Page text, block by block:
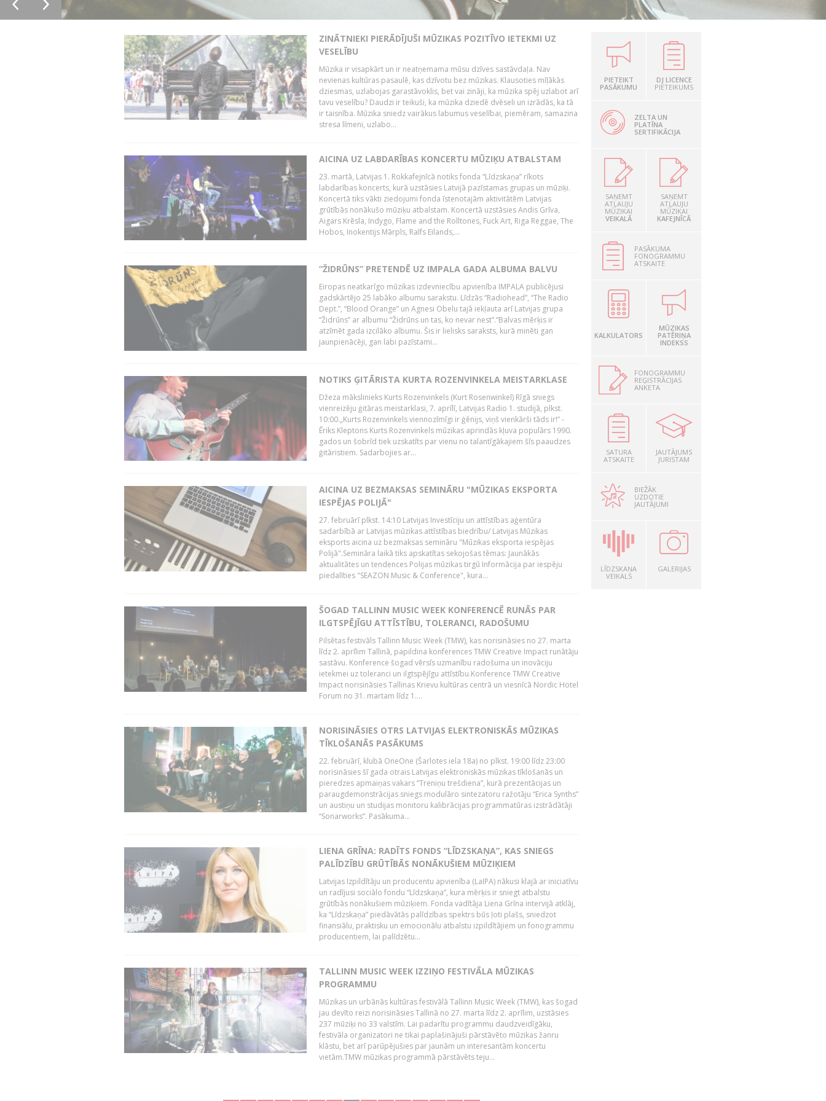
ZINĀTNIEKI PIERĀDĪJUŠI MŪZIKAS POZITĪVO IETEKMI UZ
VESELĪBU
Mūzika ir visapkārt un ir neatņemama mūsu dzīves sastāvdaļa. Nav
nevienas kultūras pasaulē, kas dzīvotu bez mūzikas. Klausoties mīļākās
dziesmas, uzlabojas garastāvoklis, bet vai zināji, ka mūzika spēj uzlabot arī
tavu veselību? Daudzi ir teikuši, ka mūzika dziedē dvēseli un izrādās, ka tā
ir taisnība. Mūzika sniedz vairākus labumus veselībai, piemēram, samazina
stresa līmeni, uzlabo...
AICINA UZ LABDARĪBAS KONCERTU MŪZIĶU ATBALSTAM
23. martā, Latvijas 1. Rokkafejnīcā notiks fonda “Līdzskaņa” rīkots
labdarības koncerts, kurā uzstāsies Latvijā pazīstamas grupas un mūziķi.
Koncertā tiks vākti ziedojumi fonda īstenotajām aktivitātēm Latvijas
grūtībās nonākušo mūziķu atbalstam. Koncertā uzstāsies Andis Grīva,
Aigars Krēsla, Indygo, Flame and the Rolltones, Fuck Art, Riga Reggae, The
Hobos, Inokentijs Mārpls, Ralfs Eilands,...
“ŽIDRŪNS” PRETENDĒ UZ IMPALA GADA ALBUMA BALVU
Eiropas neatkarīgo mūzikas izdevniecību apvienība IMPALA publicējusi
gadskārtējo 25 labāko albumu sarakstu. Līdzās “Radiohead”, “The Radio
Dept.”, “Blood Orange” un Agnesi Obelu tajā iekļauta arī Latvijas grupa
“Židrūns” ar albumu “Židrūns un tas, ko nevar nest”.“Balvas mērķis ir
atzīmēt gada izcilāko albumu. Šis ir lielisks saraksts, kurā minēti gan
jaunpienācēji, gan labi pazīstami...
NOTIKS ĢITĀRISTA KURTA ROZENVINKELA MEISTARKLASE
Džeza mākslinieks Kurts Rozenvinkels (Kurt Rosenwinkel) Rīgā sniegs
vienreizēju ģitāras meistarklasi, 7. aprīlī, Latvijas Radio 1. studijā, plkst.
10:00.„Kurts Rozenvinkels viennozīmīgi ir ģēnijs, viņš vienkārši tāds ir!” -
Ēriks Kleptons Kurts Rozenvinkels mūzikas aprindās kļuva populārs 1990.
gados un šobrīd tiek uzskatīts par vienu no talantīgākajiem šīs paaudzes
ģitāristiem. Sadarbojies ar...
AICINA UZ BEZMAKSAS SEMINĀRU "MŪZIKAS EKSPORTA
IESPĒJAS POLIJĀ"
27. februārī plkst. 14:10 Latvijas Investīciju un attīstības aģentūra
sadarbībā ar Latvijas mūzikas attīstības biedrību/ Latvijas Mūzikas
eksports aicina uz bezmaksas semināru "Mūzikas eksporta iespējas
Polijā".Semināra laikā tiks apskatītas sekojošas tēmas: Jaunākās
aktualitātes un tendences Polijas mūzikas tirgū Informācija par iespēju
piedalīties "SEAZON Music & Conference", kura...
ŠOGAD TALLINN MUSIC WEEK KONFERENCĒ RUNĀS PAR
ILGTSPĒJĪGU ATTĪSTĪBU, TOLERANCI, RADOŠUMU
Pilsētas festivāls Tallinn Music Week (TMW), kas norisināsies no 27. marta
līdz 2. aprīlim Tallinā, papildina konferences TMW Creative Impact runātāju
sastāvu. Konference šogad vērsīs uzmanību radošuma un inovāciju
ietekmei uz toleranci un ilgtspējīgu attīstību.Konference TMW Creative
Impact norisināsies Tallinas Krievu kultūras centrā un viesnīcā Nordic Hotel
Forum no 31. martam līdz 1....
NORISINĀSIES OTRS LATVIJAS ELEKTRONISKĀS MŪZIKAS
TĪKLOŠANĀS PASĀKUMS
22. februārī, klubā OneOne (Šarlotes iela 18a) no plkst. 19:00 līdz 23:00
norisināsies šī gada otrais Latvijas elektroniskās mūzikas tīklošanās un
pieredzes apmaiņas vakars ‘’Treniņu trešdiena’’, kurā prezentācijas un
paraugdemonstrācijas sniegs modulāro sintezatoru ražotāju “Erica Synths”
un austiņu un studijas monitoru kalibrācijas programmatūras izstrādātāji
“Sonarworks”. Pasākuma...
LIENA GRĪNA: RADĪTS FONDS “LĪDZSKAŅA”, KAS SNIEGS
PALĪDZĪBU GRŪTĪBĀS NONĀKUŠIEM MŪZIĶIEM
Latvijas Izpildītāju un producentu apvienība (LaIPA) nākusi klajā ar iniciatīvu
un radījusi sociālo fondu “Līdzskaņa”, kura mērķis ir sniegt atbalstu
grūtībās nonākušiem mūziķiem. Fonda vadītāja Liena Grīna intervijā atklāj,
ka “Līdzskaņa” piedāvātās palīdzības spektrs būs ļoti plašs, sniedzot
finansiālu, praktisku un emocionālu atbalstu izpildītājiem un fonogrammu
producentiem, lai palīdzētu...
TALLINN MUSIC WEEK IZZIŅO FESTIVĀLA MŪZIKAS
PROGRAMMU
Mūzikas un urbānās kultūras festivālā Tallinn Music Week (TMW), kas šogad
jau devīto reizi norisināsies Tallinā no 27. marta līdz 2. aprīlim, uzstāsies
237 mūziķi no 33 valstīm. Lai padarītu programmu daudzveidīgāku,
festivāla organizatori ne tikai paplašinājuši pārstāvēto mūzikas žanru
klāstu, bet arī parūpējušies par jaunām un interesantām koncertu
vietām.TMW mūzikas programmā pārstāvēts teju...
PIETEIKT
PASĀKUMU
DJ LICENCE
PIETEIKUMS
ZELTA UN
PLATĪNA
SERTIFIKĀCIJA
SAŅEMT
ATĻAUJU
MŪZIKAI
VEIKALĀ
SAŅEMT
ATĻAUJU
MŪZIKAI
KAFEJNĪCĀ
PASĀKUMA
FONOGRAMMU
ATSKAITE
KALKULATORS
MŪZIKAS
PATĒRIŅA
INDEKSS
FONOGRAMMU
REĢISTRĀCIJAS
ANKETA
SATURA
ATSKAITE
JAUTĀJUMS
JURISTAM
BIEŽĀK
UZDOTIE
JAUTĀJUMI
LĪDZSKAŅA
VEIKALS
GALERIJAS